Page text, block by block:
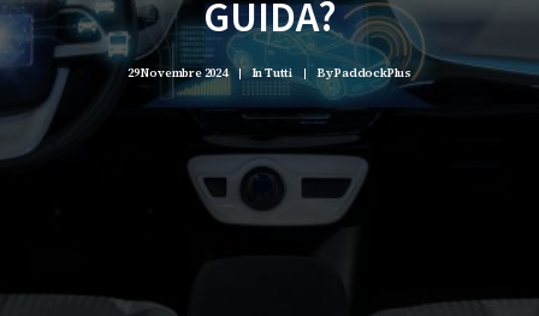
GUIDA?
29 Novembre 2024 | InTutti | ByPaddockPlus